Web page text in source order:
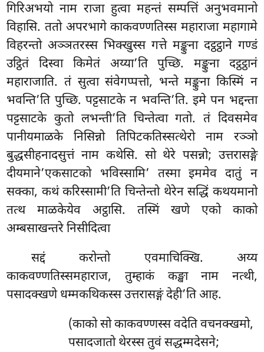
गिरिअभयो नाम राजा हुत्वा महन्तं सम्पत्तिं अनुभवमानो
विहासि. ततो अपरभागे काकवण्णतिस्स महाराजा महागामे
विहरन्तो अञ्ञतरस्स भिक्खुस्स गत्ते मङ्कुना दट्ठट्ठाने गण्डं
उट्ठितं दिस्वा किमेतं अय्या’ति पुच्छि. मङ्कुना दट्ठट्ठानं
महाराजाति. तं सुत्वा संवेगप्पत्तो, भन्ते मङ्कुना किस्मिं न
भवन्ति’ति पुच्छि. पट्टसाटके न भवन्ति’ति. इमे पन भद्दन्ता
पट्टसाटके कुतो लभन्ती’ति चिन्तेत्वा गतो. तं दिवसमेव
पानीयमाळके निसिन्नो तिपिटकतिस्सत्थेरो नाम रञ्ञो
बुद्धसीहनादसुत्तं नाम कथेसि. सो थेरे पसन्नो; उत्तरासङ्गे
दीयमाने’एकसाटको भविस्सामि’ तस्मा इममेव दातुं न
सक्का, कथं करिस्सामी’ति चिन्तेन्तो थेरेन सद्धिं कथयमानो
तत्थ माळकेयेव अट्ठासि. तस्मिं खणे एको काको
अम्बसाखन्तरे निसीदित्वा
सद्दंकरोन्तो एवमाचिक्खि. अय्य
काकवण्णतिस्समहाराज, तुम्हाकं कङ्खा नाम नत्थी,
पसादक्खणे धम्मकथिकस्स उत्तरासङ्गं देही’ति आह.
(काको सो काकवण्णस्स वदेति वचनक्खमो,
पसादजातो थेरस्स तुवं सद्धम्मदेसने;